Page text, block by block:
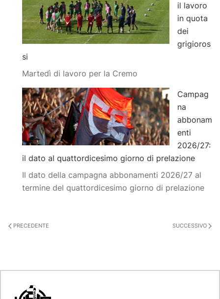
il lavoro
in quota
dei
grigioros
si
Martedì di lavoro per la Cremo
Campag
na
abbonam
enti
2026/27:
il dato al quattordicesimo giorno di prelazione
Il dato della campagna abbonamenti 2026/27 al
termine del quattordicesimo giorno di prelazione
PRECEDENTE SUCCESSIVO